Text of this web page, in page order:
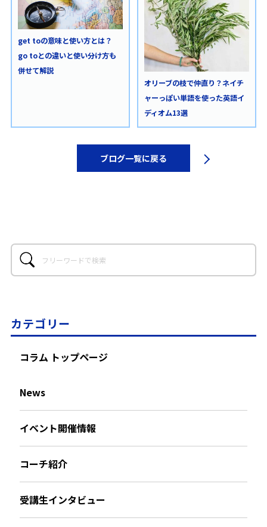
get toの意味と使い方とは？
go toとの違いと使い分け方も
併せて解説
オリーブの枝で仲直り？ネイチ
ャーっぽい単語を使った英語イ
ディオム13選
ブログ一覧に戻る
カテゴリー
コラム トップページ
News
イベント開催情報
コーチ紹介
受講生インタビュー